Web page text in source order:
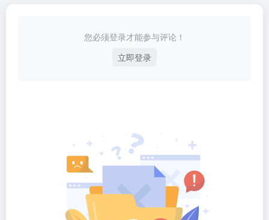
您必须登录才能参与评论！
立即登录